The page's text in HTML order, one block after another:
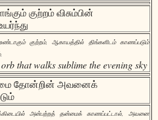
குற்றம் விசும்பின்
உண்டாகும் குற்றம், ஆகாயத்தில் திங்களிடம் காணப்படும்
that walks sublime the evening sky
தோன்றின் அவனைக்
அன்பற்றத் தன்மைக் காணப்பட்டால், அவனை